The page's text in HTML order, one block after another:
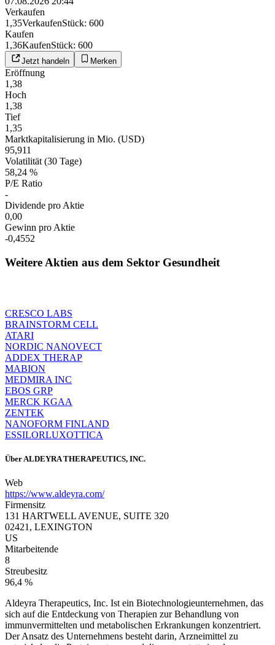
Verkaufen
1,35VerkaufenStück: 600
Kaufen
1,36KaufenStück: 600
Jetzt handeln Merken
Eröffnung
1,38
Hoch
1,38
Tief
1,35
Marktkapitalisierung in Mio. (USD)
95,911
Volatilität (30 Tage)
58,24 %
P/E Ratio
-
Dividende pro Aktie
0,00
Gewinn pro Aktie
-0,4552
Weitere Aktien aus dem Sektor Gesundheit
CRESCO LABS
BRAINSTORM CELL
ATARI
NORDIC NANOVECT
ADDEX THERAP
MABION
MEDMIRA INC
EBOS GRP
MERCK KGAA
ZENTEK
NANOFORM FINLAND
ESSILORLUXOTTICA
Über ALDEYRA THERAPEUTICS, INC.
Web
https://www.aldeyra.com/
Firmensitz
131 HARTWELL AVENUE, SUITE 320
02421, LEXINGTON
US
Mitarbeitende
8
Streubesitz
96,4 %
Aldeyra Therapeutics, Inc. Ist ein Biotechnologieunternehmen, das
sich auf die Entdeckung von Therapien zur Behandlung von
immunvermittelten und metabolischen Erkrankungen konzentriert.
Der Ansatz des Unternehmens besteht darin, Arzneimittel zu